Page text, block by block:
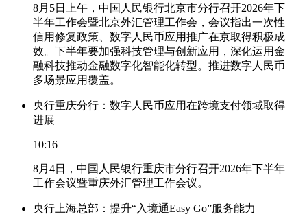
8月5日上午，中国人民银行北京市分行召开2026年下
半年工作会暨北京外汇管理工作会，会议指出一次性
信用修复政策、数字人民币应用推广在京取得积极成
效。下半年要加强科技管理与创新应用，深化运用金
融科技推动金融数字化智能化转型。推进数字人民币
多场景应用覆盖。
央行重庆分行：数字人民币应用在跨境支付领域取得
进展
10:16
8月4日，中国人民银行重庆市分行召开2026年下半年
工作会议暨重庆外汇管理工作会议。
央行上海总部：提升“入境通Easy Go”服务能力